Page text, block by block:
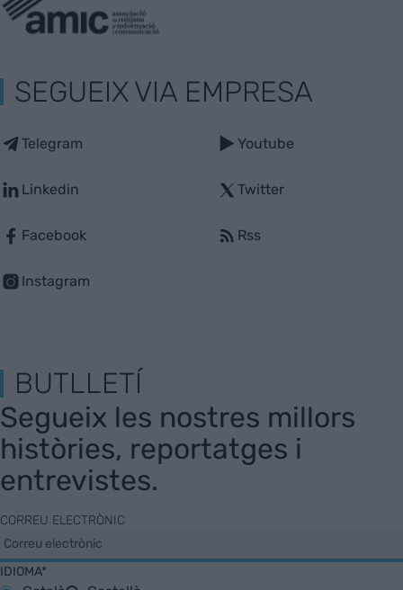
SEGUEIX VIA EMPRESA
Telegram
Linkedin
Facebook
Instagram
Youtube
Twitter
Rss
BUTLLETÍ
Segueix les nostres millors
històries, reportatges i
entrevistes.
CORREU ELECTRÒNIC
IDIOMA*